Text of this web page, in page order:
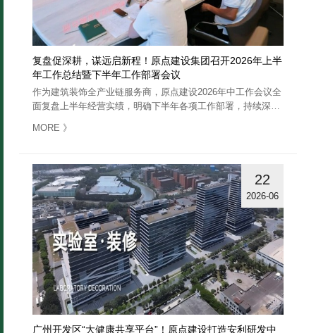
复盘促深耕，谋远启新程！原点建设集团召开2026年上半
年工作总结暨下半年工作部署会议
作为建筑装饰全产业链服务商，原点建设2026年中工作会议全
面复盘上半年经营实绩，明确下半年各项工作部署，持续深耕
争优势……
MORE 》
广州开发区“大健康共享平台”！原点建设打造安利研发中
22
2026-06